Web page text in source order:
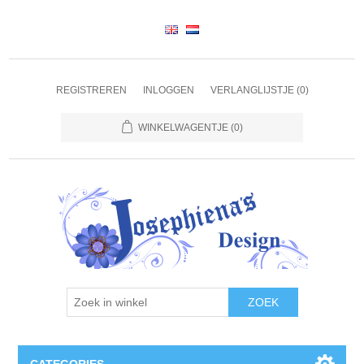
REGISTREREN INLOGGEN VERLANGLIJSTJE (0)
WINKELWAGENTJE (0)
ZOEK